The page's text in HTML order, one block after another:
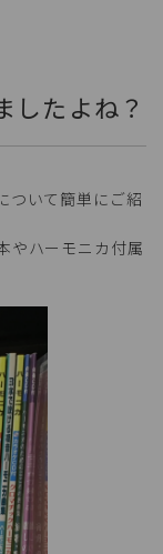
したよね？
ついて簡単にご紹
やハーモニカ付属